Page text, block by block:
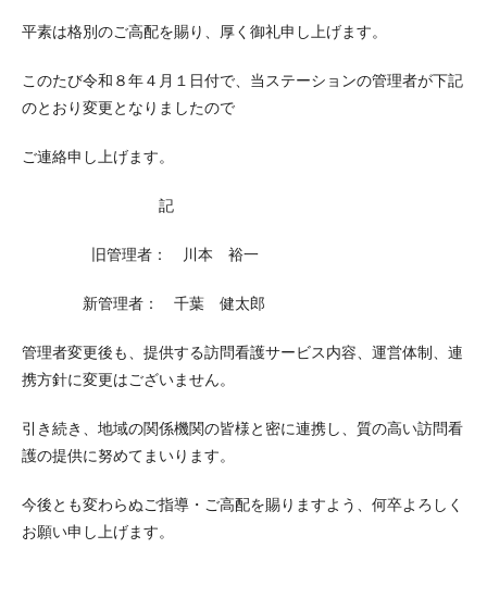
平素は格別のご高配を賜り、厚く御礼申し上げます。
このたび令和８年４月１日付で、当ステーションの管理者が下記
のとおり変更となりましたので
ご連絡申し上げます。
記
旧管理者： 川本 裕一
新管理者 ： 千葉 健太郎
管理者変更後も、提供する訪問看護サービス内容、運営体制、連
携方針に変更はございません。
引き続き、地域の関係機関の皆様と密に連携し、質の高い訪問看
護の提供に努めてまいります。
今後とも変わらぬご指導・ご高配を賜りますよう、何卒よろしく
お願い申し上げます。